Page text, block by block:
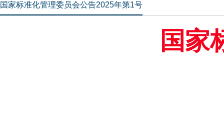
国家标准化管理委员会公告2025年第1号
国家